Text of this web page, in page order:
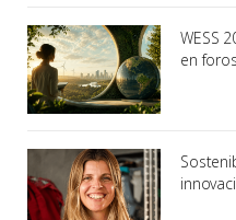
WESS
en